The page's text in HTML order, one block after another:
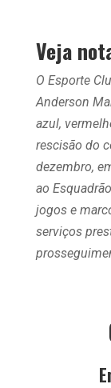
Veja
O Esporte
Anderson
azul,
rescisão do
dezembro,
ao
jogos e
serviços